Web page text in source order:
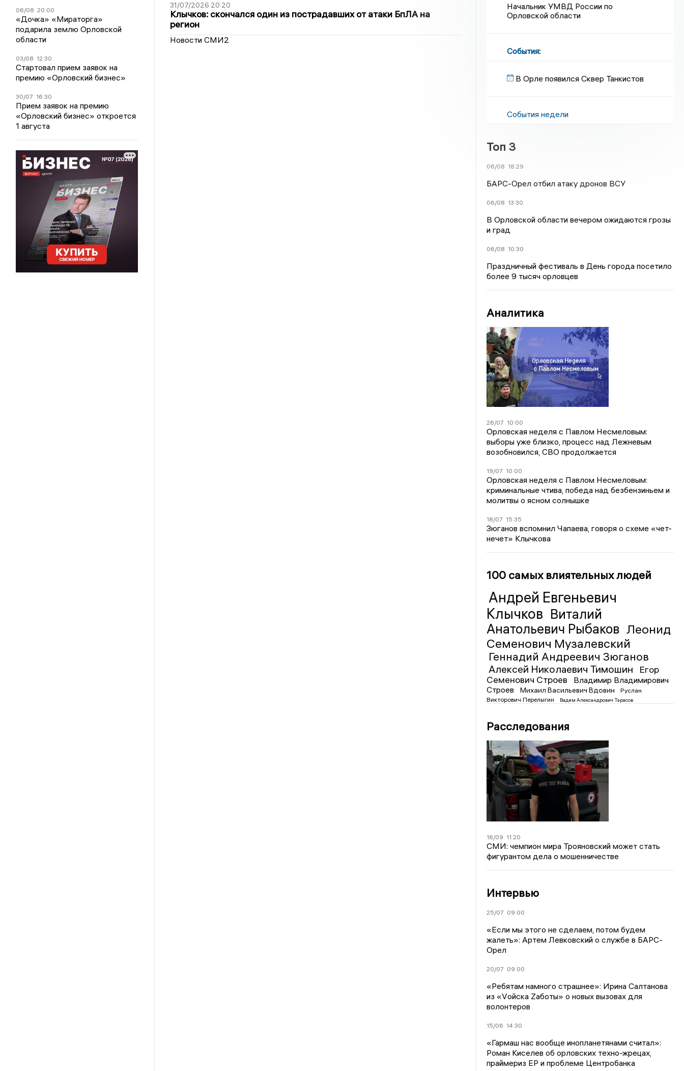
06/08 20:00
«Дочка» «Мираторга»
подарила землю Орловской
области
03/08 12:30
Стартовал прием заявок на
премию «Орловский бизнес»
30/07 16:30
Прием заявок на премию
«Орловский бизнес» откроется
1 августа
31/07/2026 20:20
Клычков: скончался один из пострадавших от атаки БпЛА на
регион
Новости СМИ2
Начальник УМВД России по
Орловской области
События:
В Орле появился Сквер Танкистов
События недели
Топ 3
06/08 18:29
БАРС-Орел отбил атаку дронов ВСУ
06/08 13:30
В Орловской области вечером ожидаются грозы
и град
06/08 10:30
Праздничный фестиваль в День города посетило
более 9 тысяч орловцев
Аналитика
26/07 10:00
Орловская неделя с Павлом Несмеловым:
выборы уже близко, процесс над Лежневым
возобновился, СВО продолжается
19/07 10:00
Орловская неделя с Павлом Несмеловым:
криминальные чтива, победа над безбензиньем и
молитвы о ясном солнышке
18/07 15:35
Зюганов вспомнил Чапаева, говоря о схеме «чет-
нечет» Клычкова
100 самых влиятельных людей
Андрей Евгеньевич
Клычков Виталий
Анатольевич Рыбаков Леонид
Семенович Музалевский
Геннадий Андреевич Зюганов
Алексей Николаевич Тимошин
Егор
Семенович Строев
Владимир Владимирович
Строев
Михаил Васильевич Вдовин
Руслан
Викторович Перелыгин
Вадим Александрович Тарасов
Расследования
16/09 11:20
СМИ: чемпион мира Трояновский может стать
фигурантом дела о мошенничестве
Интервью
25/07 09:00
«Если мы этого не сделаем, потом будем
жалеть»: Артем Левковский о службе в БАРС-
Орел
20/07 09:00
«Ребятам намного страшнее»: Ирина Салтанова
из «Vойска Zаботы» о новых вызовах для
волонтеров
15/06 14:30
«Гармаш нас вообще инопланетянами считал»:
Роман Киселев об орловских техно-жрецах,
праймериз ЕР и проблеме Центробанка